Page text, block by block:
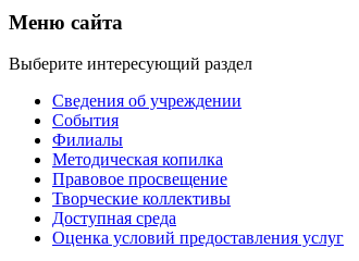
Меню сайта
Выберите интересующий раздел
Сведения об учреждении
События
Филиалы
Методическая копилка
Правовое просвещение
Творческие коллективы
Доступная среда
Оценка условий предоставления услуг